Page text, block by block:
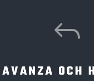
J
OCH